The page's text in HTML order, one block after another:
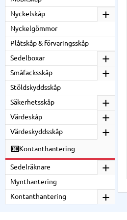
Nyckelskåp
Nyckelgömmor
Plåtskåp & förvaringsskåp
Sedelboxar
Småfacksskåp
Stöldskyddsskåp
Säkerhetsskåp
Värdeskåp
Värdeskyddsskåp
Kontanthantering
Sedelräknare
Mynthantering
Kontanthantering